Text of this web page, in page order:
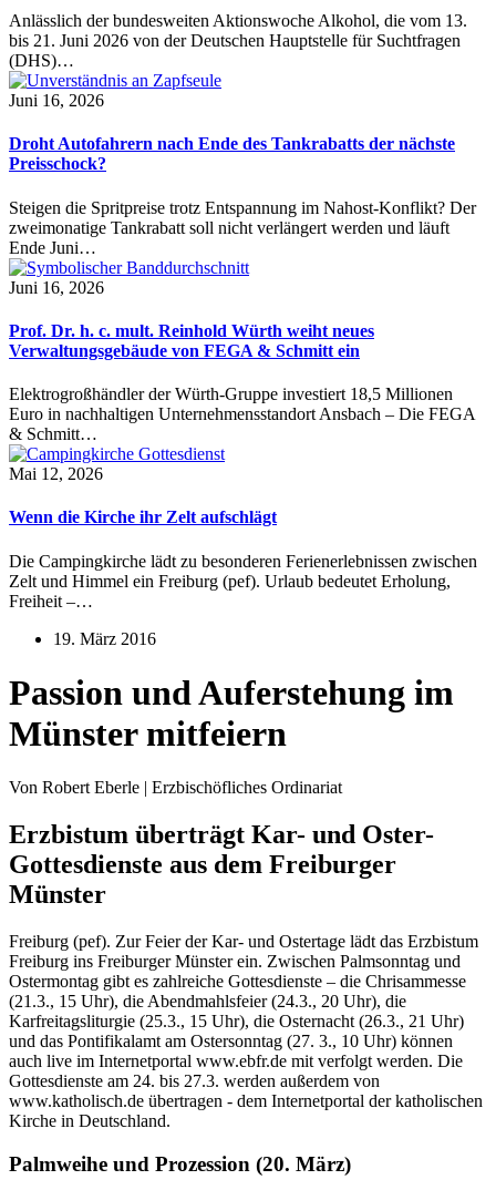
Anlässlich der bundesweiten Aktionswoche Alkohol, die vom 13.
bis 21. Juni 2026 von der Deutschen Hauptstelle für Suchtfragen
(DHS)…
Juni 16, 2026
Droht Autofahrern nach Ende des Tankrabatts der nächste
Preisschock?
Steigen die Spritpreise trotz Entspannung im Nahost-Konflikt? Der
zweimonatige Tankrabatt soll nicht verlängert werden und läuft
Ende Juni…
Juni 16, 2026
Prof. Dr. h. c. mult. Reinhold Würth weiht neues
Verwaltungsgebäude von FEGA & Schmitt ein
Elektrogroßhändler der Würth-Gruppe investiert 18,5 Millionen
Euro in nachhaltigen Unternehmensstandort Ansbach – Die FEGA
& Schmitt…
Mai 12, 2026
Wenn die Kirche ihr Zelt aufschlägt
Die Campingkirche lädt zu besonderen Ferienerlebnissen zwischen
Zelt und Himmel ein Freiburg (pef). Urlaub bedeutet Erholung,
Freiheit –…
19. März 2016
Passion und Auferstehung im
Münster mitfeiern
Von Robert Eberle | Erzbischöfliches Ordinariat
Erzbistum überträgt Kar- und Oster-
Gottesdienste aus dem Freiburger
Münster
Freiburg (pef). Zur Feier der Kar- und Ostertage lädt das Erzbistum
Freiburg ins Freiburger Münster ein. Zwischen Palmsonntag und
Ostermontag gibt es zahlreiche Gottesdienste – die Chrisammesse
(21.3., 15 Uhr), die Abendmahlsfeier (24.3., 20 Uhr), die
Karfreitagsliturgie (25.3., 15 Uhr), die Osternacht (26.3., 21 Uhr)
und das Pontifikalamt am Ostersonntag (27. 3., 10 Uhr) können
auch live im Internetportal www.ebfr.de mit verfolgt werden. Die
Gottesdienste am 24. bis 27.3. werden außerdem von
www.katholisch.de übertragen - dem Internetportal der katholischen
Kirche in Deutschland.
Palmweihe und Prozession (20. März)